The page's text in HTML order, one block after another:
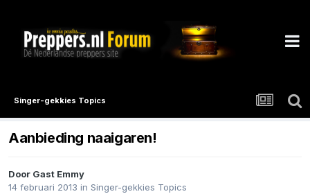
Singer-gekkies Topics
Aanbieding naaigaren!
Door Gast Emmy
14 februari 2013 in Singer-gekkies Topics